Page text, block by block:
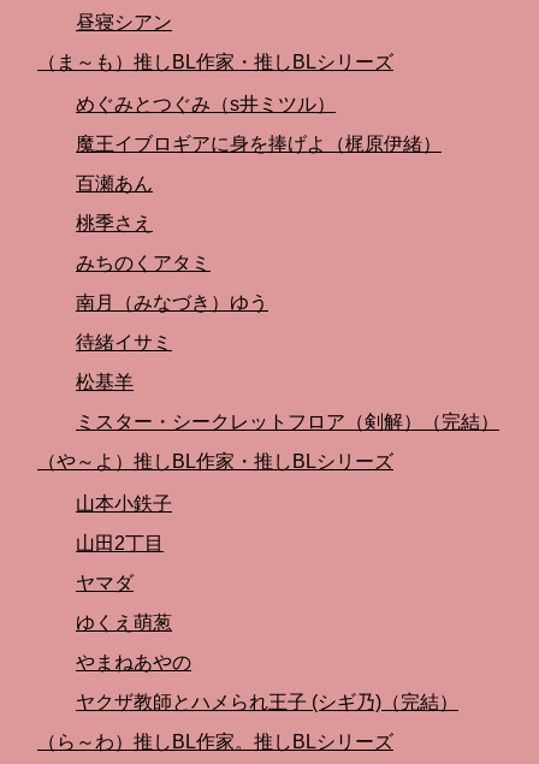
昼寝シアン
（ま～も）推しBL作家・推しBLシリーズ
めぐみとつぐみ（s井ミツル）
魔王イブロギアに身を捧げよ（梶原伊緒）
百瀬あん
桃季さえ
みちのくアタミ
南月（みなづき）ゆう
待緒イサミ
松基羊
ミスター・シークレットフロア（剣解）（完結）
（や～よ）推しBL作家・推しBLシリーズ
山本小鉄子
山田2丁目
ヤマダ
ゆくえ萌葱
やまねあやの
ヤクザ教師とハメられ王子 (シギ乃)（完結）
（ら～わ）推しBL作家。推しBLシリーズ